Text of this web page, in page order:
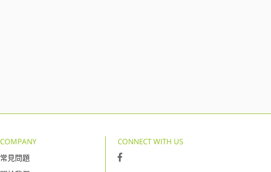
COMPANY
常見問題
CONNECT WITH US